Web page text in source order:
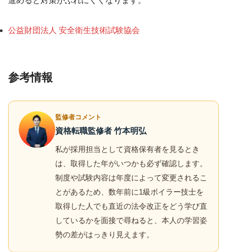
公益財団法人 安全衛生技術試験協会
参考情報
監修者コメント
資格転職監修者 竹本明弘
私が採用担当として資格保有者を見るとき
は、取得した年がいつかも必ず確認します。
制度や試験内容は年度によって変更されるこ
とがあるため、数年前に1級ボイラー技士を
取得した人でも直近の法令改正をどう学び直
しているかを面接で尋ねると、本人の学習姿
勢の差がはっきり見えます。